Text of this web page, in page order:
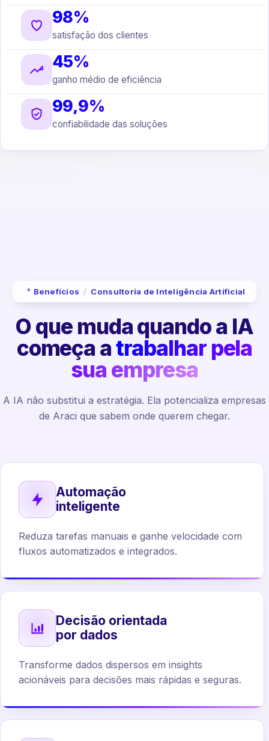
98%
satisfação dos clientes
45%
ganho médio de eficiência
99,9%
confiabilidade das soluções
Benefícios / Consultoria de Inteligência Artificial
O que muda quando a IA
começa atrabalhar pela
sua empresa
A IA não substitui a estratégia. Ela potencializa empresas
de Araci que sabem onde querem chegar.
Automação
inteligente
Reduza tarefas manuais e ganhe velocidade com
fluxos automatizados e integrados.
Decisão orientada
por dados
Transforme dados dispersos em insights
acionáveis para decisões mais rápidas e seguras.